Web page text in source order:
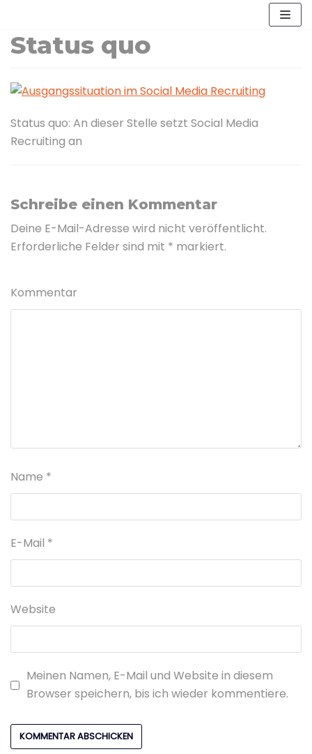
Inhalt
Status quo
Status quo: An dieser Stelle setzt Social Media
Recruiting an
Schreibe einen Kommentar
Deine E-Mail-Adresse wird nicht veröffentlicht.
Erforderliche Felder sind mit * markiert.
Kommentar
Name *
E-Mail *
Website
Meinen Namen, E-Mail und Website in diesem
Browser speichern, bis ich wieder kommentiere.